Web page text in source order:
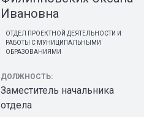
Ивановна
ОТДЕЛ ПРОЕКТНОЙ ДЕЯТЕЛЬНОСТИ И
РАБОТЫ С МУНИЦИПАЛЬНЫМИ
ОБРАЗОВАНИЯМИ
ДОЛЖНОСТЬ:
Заместитель начальника
отдела